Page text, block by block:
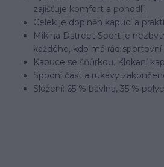
zajišťuje komfort a pohodlí.
Celek je doplněn kapucí a
Mikina Dstreet Sport je
každého, kdo má rád sportovní
Kapuce se šňůrkou. Klokaní
Spodní část a rukávy
Složení: 65 % bavlna, 35 %